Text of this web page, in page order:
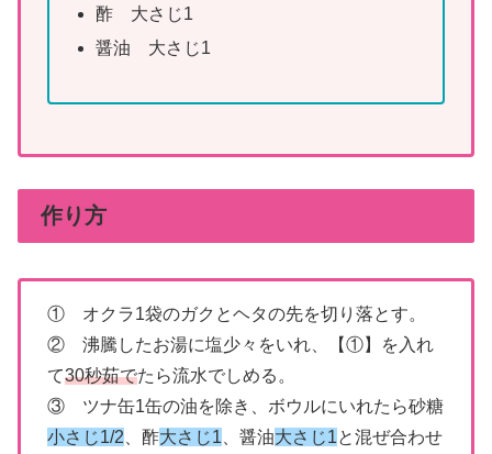
酢 大さじ1
醤油 大さじ1
作り方
① オクラ1袋のガクとヘタの先を切り落とす。
② 沸騰したお湯に塩少々をいれ、【①】を入れ
て30秒茹でたら流水でしめる。
③ ツナ缶1缶の油を除き、ボウルにいれたら砂糖
小さじ1/2 、酢大さじ1 、醤油大さじ1と混ぜ合わせ